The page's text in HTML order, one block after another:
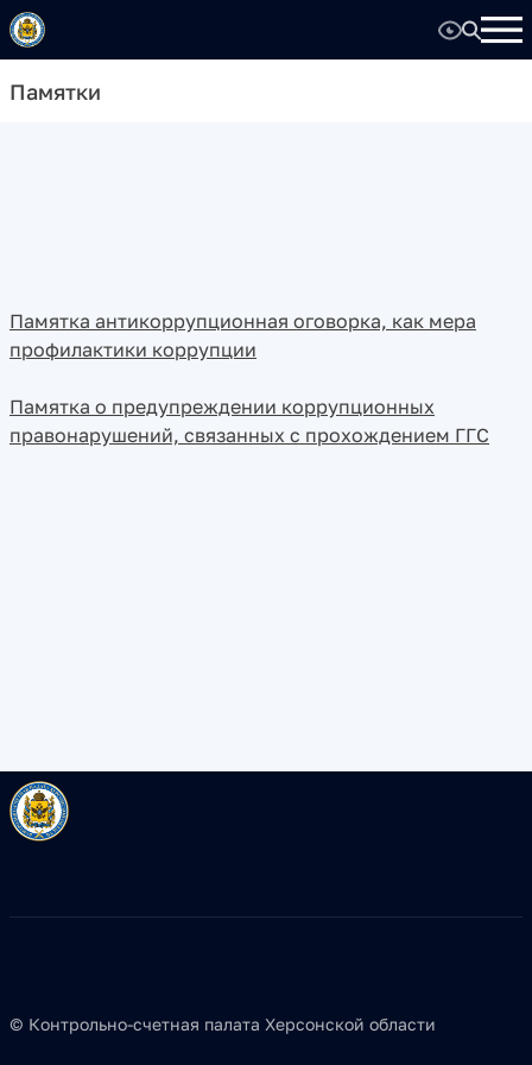
Памятки
Памятка антикоррупционная оговорка, как мера
профилактики коррупции
Памятка о предупреждении коррупционных
правонарушений, связанных с прохождением ГГС
© Контрольно-счетная палата Херсонской области